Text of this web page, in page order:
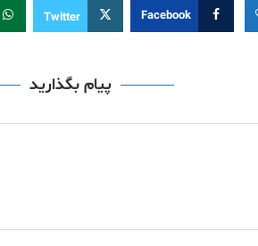
Facebook
Twitter
پیام بگذارید